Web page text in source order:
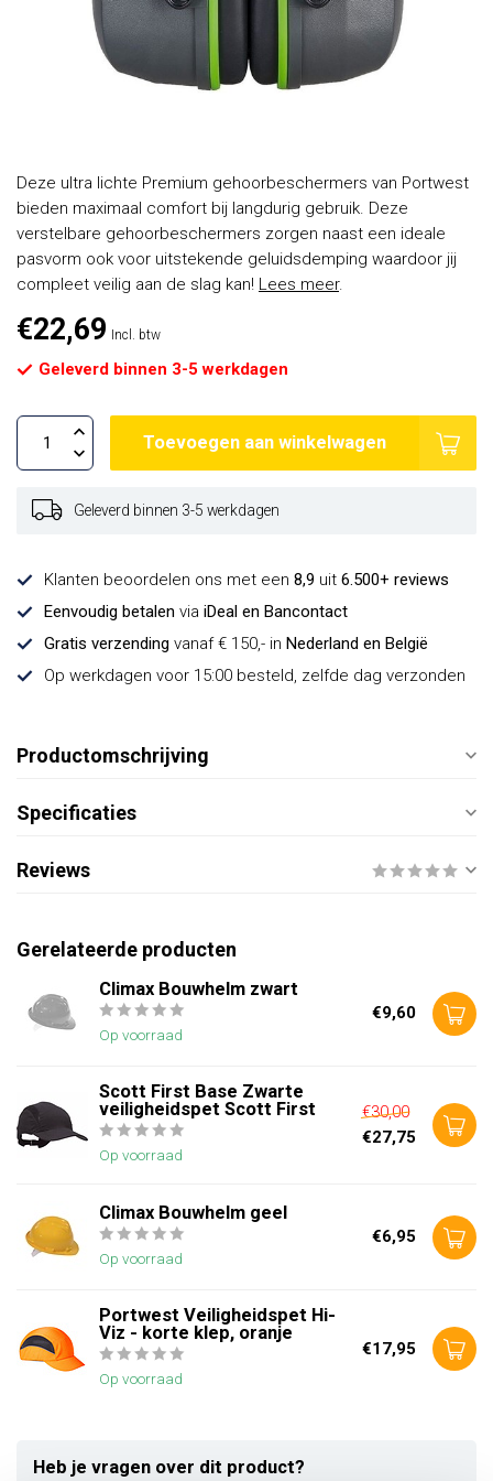
Deze ultra lichte Premium gehoorbeschermers van Portwest
bieden maximaal comfort bij langdurig gebruik. Deze
verstelbare gehoorbeschermers zorgen naast een ideale
pasvorm ook voor uitstekende geluidsdemping waardoor jij
compleet veilig aan de slag kan! Lees meer.
€22,69 Incl. btw
Geleverd binnen 3-5 werkdagen
Toevoegen aan winkelwagen
Geleverd binnen 3-5 werkdagen
Klanten beoordelen ons met een 8,9 uit 6.500+ reviews
Eenvoudig betalen via iDeal en Bancontact
Gratis verzending vanaf € 150,- in Nederland en België
Op werkdagen voor 15:00 besteld, zelfde dag verzonden
Productomschrijving
Specificaties
Reviews
Gerelateerde producten
Climax Bouwhelm zwart
Op voorraad
€9,60
Scott First Base Zwarte
veiligheidspet Scott First
Op voorraad
€30,00
€27,75
Climax Bouwhelm geel
Op voorraad
€6,95
Portwest Veiligheidspet Hi-
Viz - korte klep, oranje
Op voorraad
€17,95
Heb je vragen over dit product?